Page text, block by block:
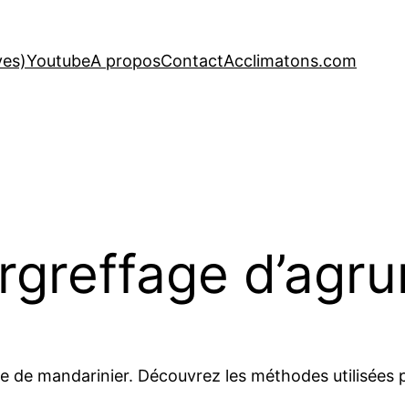
YoutubeA proposContactAcclimatons.com
de mandarinier. Découvrez les méthodes